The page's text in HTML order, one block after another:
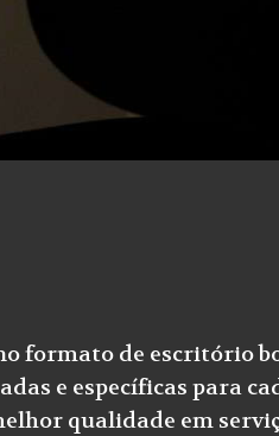
formato de escritório
e específicas para
qualidade em